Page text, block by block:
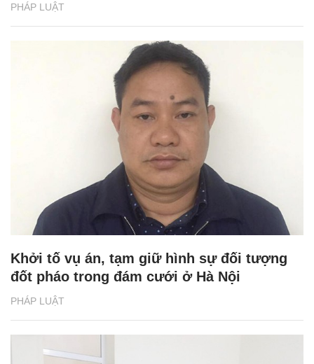
PHÁP LUẬT
PHÁP LUẬT
Khởi tố vụ án, tạm giữ hình sự đối tượng
đốt pháo trong đám cưới ở Hà Nội